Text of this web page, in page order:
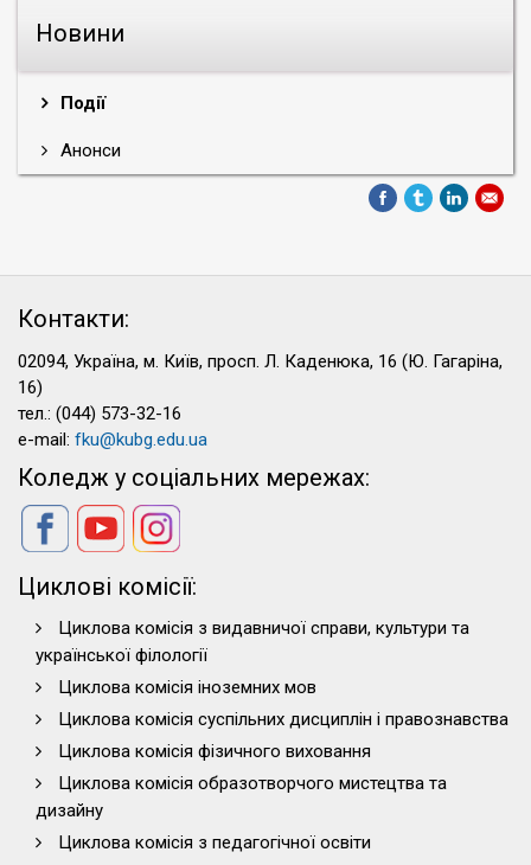
Новини
Події
Анонси
Контакти:
02094, Україна, м. Київ, просп. Л. Каденюка, 16 (Ю. Гагаріна,
16)
тел.: (044) 573-32-16
e-mail: fku@kubg.edu.ua
Коледж у соціальних мережах:
Циклові комісії:
Циклова комісія з видавничої справи, культури та
української філології
Циклова комісія іноземних мов
Циклова комісія суспільних дисциплін і правознавства
Циклова комісія фізичного виховання
Циклова комісія образотворчого мистецтва та
дизайну
Циклова комісія з педагогічної освіти